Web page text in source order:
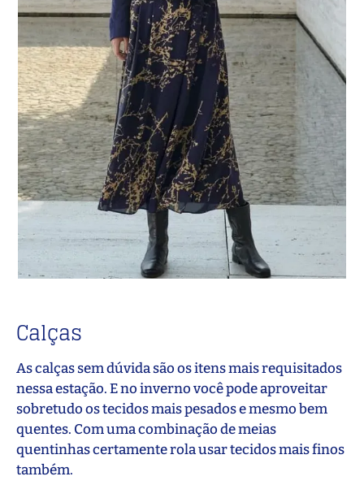
Calças
As calças sem dúvida são os itens mais requisitados
nessa estação. E no inverno você pode aproveitar
sobretudo os tecidos mais pesados e mesmo bem
quentes. Com uma combinação de meias
quentinhas certamente rola usar tecidos mais finos
também.